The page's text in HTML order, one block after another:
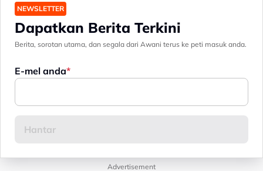
NEWSLETTER
Dapatkan Berita Terkini
Berita, sorotan utama, dan segala dari Awani terus ke peti masuk anda.
E-mel anda
Advertisement